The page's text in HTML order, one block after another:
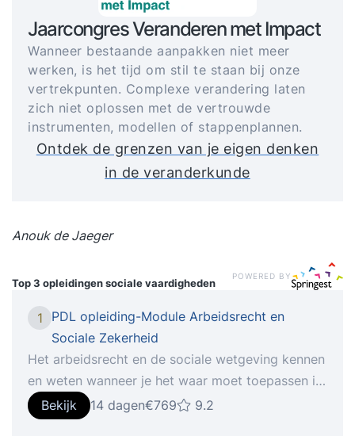
Jaarcongres Veranderen met Impact
Wanneer bestaande aanpakken niet meer
werken, is het tijd om stil te staan bij onze
vertrekpunten. Complexe verandering laten
zich niet oplossen met de vertrouwde
instrumenten, modellen of stappenplannen.
Ontdek de grenzen van je eigen denken
in de veranderkunde
Anouk de Jaeger
Top 3 opleidingensociale vaardigheden
POWERED BY
1
PDL opleiding-Module Arbeidsrecht en
Sociale Zekerheid
Het arbeidsrecht en de sociale wetgeving kennen
en weten wanneer je het waar moet toepassen is
essentieel voor een salarispro. Essentieel voor de
salarisprofessional Veel mensen zoeken naar een
Bekijk 14 dagen€769 9.2